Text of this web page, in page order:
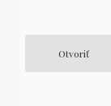
Otvoriť